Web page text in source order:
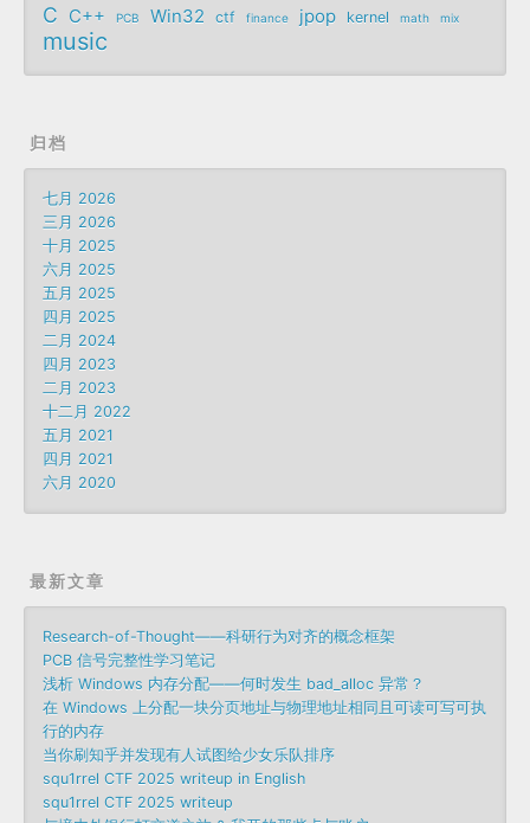
C C++ PCB Win32 ctf finance jpop kernel math mix
music
归档
七月 2026
三月 2026
十月 2025
六月 2025
五月 2025
四月 2025
二月 2024
四月 2023
二月 2023
十二月 2022
五月 2021
四月 2021
六月 2020
最新文章
Research-of-Thought——科研行为对齐的概念框架
PCB 信号完整性学习笔记
浅析 Windows 内存分配——何时发生 bad_alloc 异常？
在 Windows 上分配一块分页地址与物理地址相同且可读可写可执
行的内存
当你刷知乎并发现有人试图给少女乐队排序
squ1rrel CTF 2025 writeup in English
squ1rrel CTF 2025 writeup